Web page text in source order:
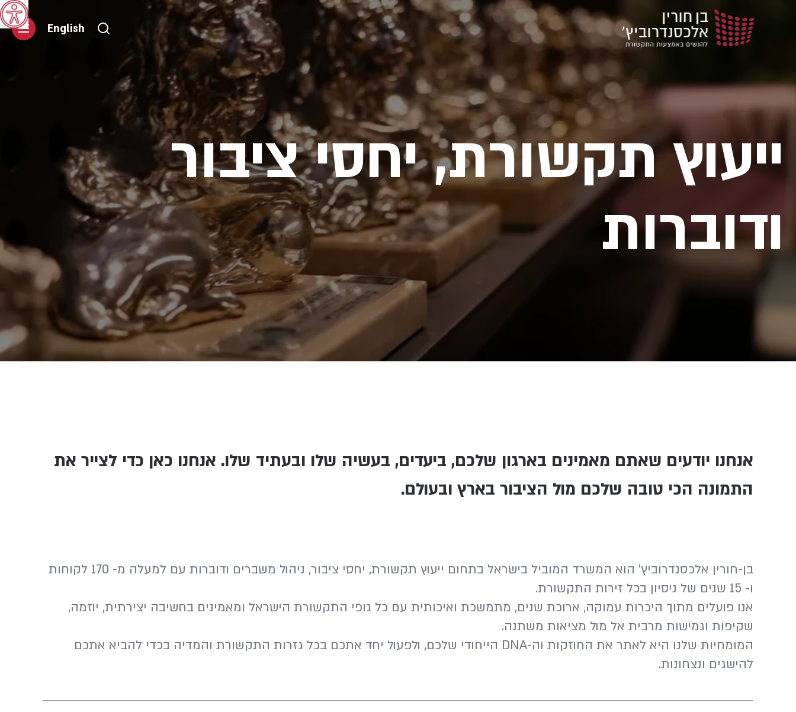
English
ייעוץ תקשורת, יחסי ציבור
ודוברות
אנחנו יודעים שאתם מאמינים בארגון שלכם, ביעדים, בעשיה שלו ובעתיד שלו. אנחנו כאן כדי לצייר את
התמונה הכי טובה שלכם מול הציבור בארץ ובעולם.
בן-חורין אלכסנדרוביץ’ הוא המשרד המוביל בישראל בתחום ייעוץ תקשורת, יחסי ציבור, ניהול משברים ודוברות עם למעלה מ- 170 לקוחות
ו- 15 שנים של ניסיון בכל זירות התקשורת.
אנו פועלים מתוך היכרות עמוקה, ארוכת שנים, מתמשכת ואיכותית עם כל גופי התקשורת הישראל ומאמינים בחשיבה יצירתית, יוזמה,
שקיפות וגמישות מרבית אל מול מציאות משתנה.
המומחיות שלנו היא לאתר את החוזקות וה-DNA הייחודי שלכם, ולפעול יחד אתכם בכל גזרות התקשורת והמדיה בכדי להביא אתכם
להישגים ונצחונות.